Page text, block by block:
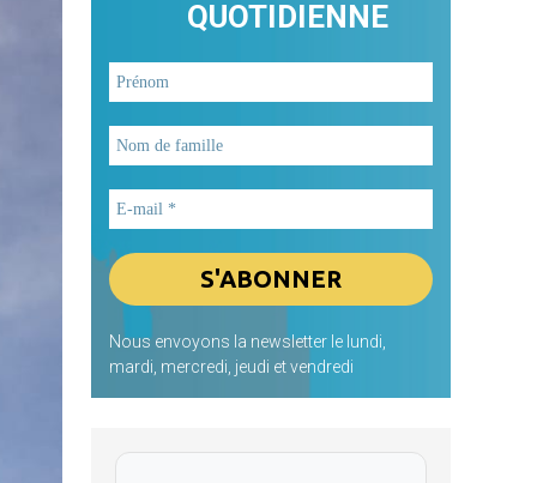
QUOTIDIENNE
Nous envoyons la newsletter le lundi,
mardi, mercredi, jeudi et vendredi